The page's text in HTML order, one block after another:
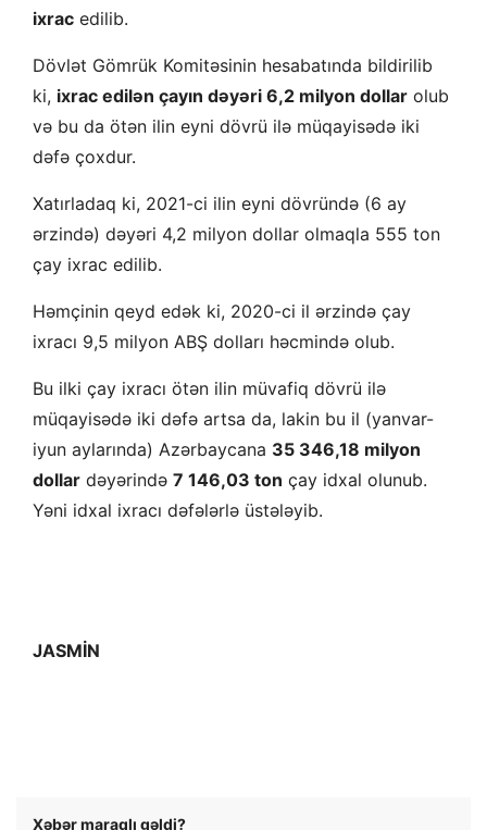
ixrac edilib.
Dövlət Gömrük Komitəsinin hesabatında bildirilib
ki, ixrac edilən çayın dəyəri 6,2 milyon dollar olub
və bu da ötən ilin eyni dövrü ilə müqayisədə iki
dəfə çoxdur.
Xatırladaq ki, 2021-ci ilin eyni dövründə (6 ay
ərzində) dəyəri 4,2 milyon dollar olmaqla 555 ton
çay ixrac edilib.
Həmçinin qeyd edək ki, 2020-ci il ərzində çay
ixracı 9,5 milyon ABŞ dolları həcmində olub.
Bu ilki çay ixracı ötən ilin müvafiq dövrü ilə
müqayisədə iki dəfə artsa da, lakin bu il (yanvar-
iyun aylarında) Azərbaycana 35 346,18 milyon
dollar dəyərində 7 146,03 ton çay idxal olunub.
Yəni idxal ixracı dəfələrlə üstələyib.
JASMİN
Xəbər maraqlı gəldi?